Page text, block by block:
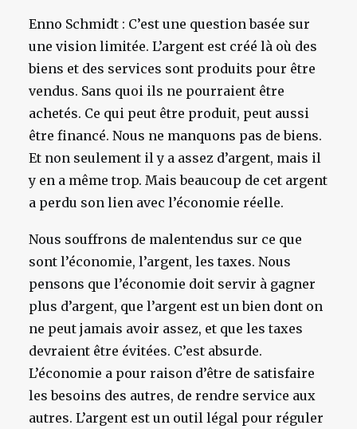
Enno Schmidt : C’est une question basée sur
une vision limitée. L’argent est créé là où des
biens et des services sont produits pour être
vendus. Sans quoi ils ne pourraient être
achetés. Ce qui peut être produit, peut aussi
être financé. Nous ne manquons pas de biens.
Et non seulement il y a assez d’argent, mais il
y en a même trop. Mais beaucoup de cet argent
a perdu son lien avec l’économie réelle.
Nous souffrons de malentendus sur ce que
sont l’économie, l’argent, les taxes. Nous
pensons que l’économie doit servir à gagner
plus d’argent, que l’argent est un bien dont on
ne peut jamais avoir assez, et que les taxes
devraient être évitées. C’est absurde.
L’économie a pour raison d’être de satisfaire
les besoins des autres, de rendre service aux
autres. L’argent est un outil légal pour réguler